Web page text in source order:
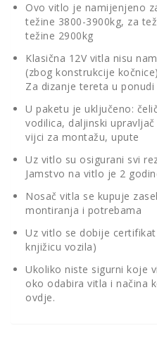
Ovo vitlo je namijenjeno
težine 3800-3900kg, za
težine 2900kg
Klasična 12V vitla nisu
(zbog konstrukcije
Za dizanje tereta u
U paketu je uključeno:
vodilica, daljinski
vijci za montažu, upute
Uz vitlo su osigurani svi
Jamstvo na vitlo je 2
Nosač vitla se kupuje
montiranja i potrebama
Uz vitlo se dobije
knjižicu vozila)
Ukoliko niste sigurni koje
oko odabira vitla i načina
ovdje.